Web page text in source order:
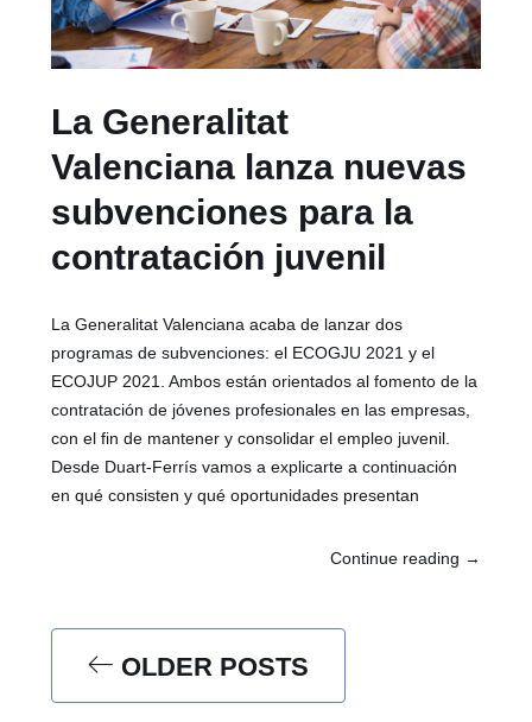
La Generalitat
Valenciana lanza nuevas
subvenciones para la
contratación juvenil
La Generalitat Valenciana acaba de lanzar dos
programas de subvenciones: el ECOGJU 2021 y el
ECOJUP 2021. Ambos están orientados al fomento de la
contratación de jóvenes profesionales en las empresas,
con el fin de mantener y consolidar el empleo juvenil.
Desde Duart-Ferrís vamos a explicarte a continuación
en qué consisten y qué oportunidades presentan
Continue reading →
OLDER POSTS